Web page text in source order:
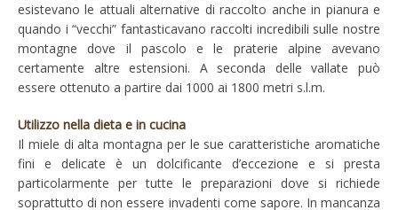
esistevano le attuali alternative di raccolto anche in pianura e
quando i “vecchi” fantasticavano raccolti incredibili sulle nostre
montagne dove il pascolo e le praterie alpine avevano
certamente altre estensioni. A seconda delle vallate può
essere ottenuto a partire dai 1000 ai 1800 metri s.l.m.
Utilizzo nella dieta e in cucina
Il miele di alta montagna per le sue caratteristiche aromatiche
fini e delicate è un dolcificante d’eccezione e si presta
particolarmente per tutte le preparazioni dove si richiede
soprattutto di non essere invadenti come sapore. In mancanza